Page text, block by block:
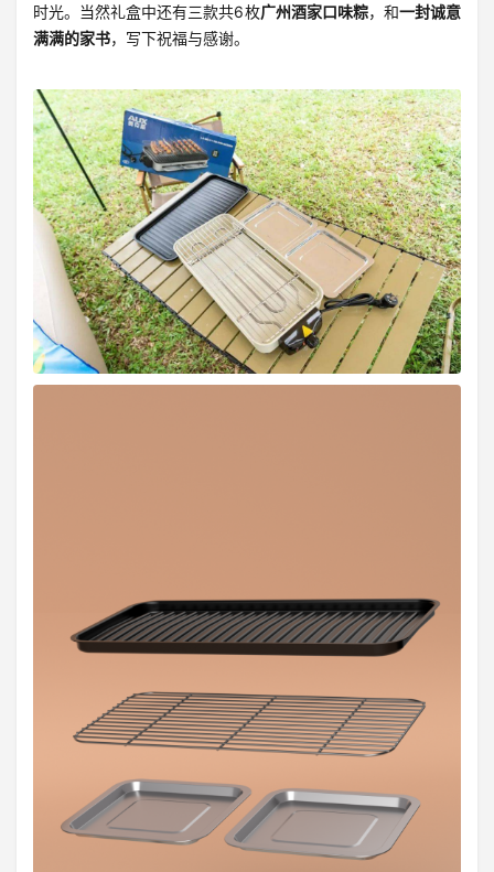
时光。当然礼盒中还有三款共6枚广州酒家口味粽，和一封诚意
满满的家书，写下祝福与感谢。